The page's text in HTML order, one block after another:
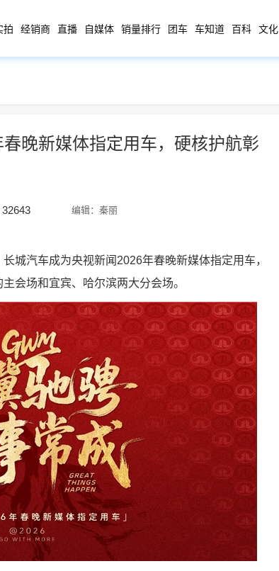
拍 经销商 直播 自媒体 销量排行 团车 车知道 百科 文化
晚新媒体指定用车，硬核护航彰
32643 编辑：秦丽
城汽车成为央视新闻2026年春晚新媒体指定用车，
会场和宜宾、哈尔滨两大分会场。